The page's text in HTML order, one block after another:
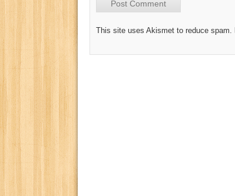
This site uses Akismet to reduce spam.